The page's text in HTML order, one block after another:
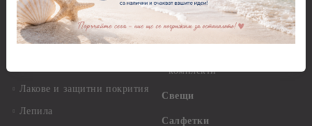
Грунд, Основи, Релефни
пасти
Лакове и защитни покрития
Лепила
Стативи и поставки
Четки и инструменти
комплекти
Свещи
Салфетки